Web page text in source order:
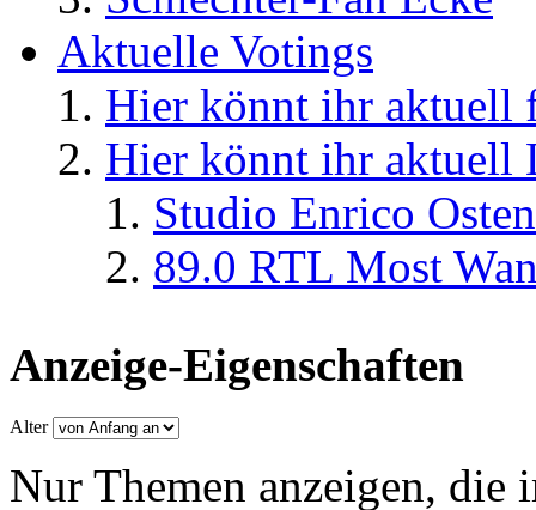
Aktuelle Votings
Hier könnt ihr aktuell
Hier könnt ihr aktuell
Studio Enrico
89.0 RTL Most
Anzeige-Eigenschaften
Alter
Nur Themen anzeigen, die